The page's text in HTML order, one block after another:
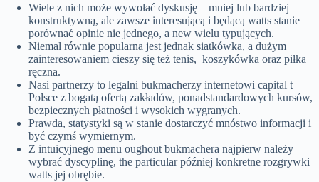
Wiele z nich może wywołać dyskusję – mniej lub bardziej
konstruktywną, ale zawsze interesującą i będącą watts stanie
porównać opinie nie jednego, a new wielu typujących.
Niemal równie popularna jest jednak siatkówka, a dużym
zainteresowaniem cieszy się też tenis, koszykówka oraz piłka
ręczna.
Nasi partnerzy to legalni bukmacherzy internetowi capital t
Polsce z bogatą ofertą zakładów, ponadstandardowych kursów,
bezpiecznych płatności i wysokich wygranych.
Prawda, statystyki są w stanie dostarczyć mnóstwo informacji i
być czymś wymiernym.
Z intuicyjnego menu oughout bukmachera najpierw należy
wybrać dyscyplinę, the particular później konkretne rozgrywki
watts jej obrębie.